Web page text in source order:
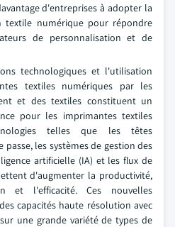
d'entreprises à adopter la
textile numérique pour répondre
de personnalisation et de
technologiques et l'utilisation
textiles numériques par les
et des textiles constituent un
pour les imprimantes textiles
telles que les têtes
les systèmes de gestion des
artificielle (IA) et les flux de
d'augmenter la productivité,
et l'efficacité. Ces nouvelles
capacités haute résolution avec
une grande variété de types de